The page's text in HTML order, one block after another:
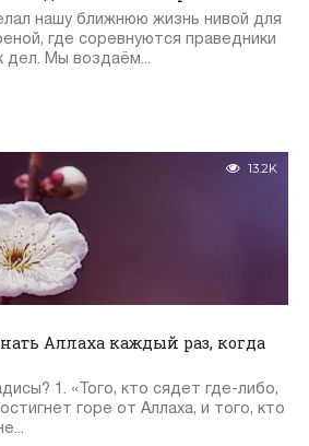
нашу ближнюю жизнь нивой для
где соревнуются праведники
дел. Мы воздаём...
13.2K
Аллаха каждый раз, когда
1. «Того, кто сядет где-либо,
горе от Аллаха, и того, кто